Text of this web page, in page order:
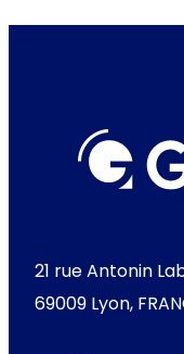
21 rue Antonin
69009 Lyon,